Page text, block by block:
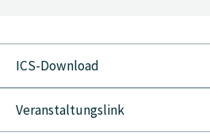
ICS-Download
Veranstaltungslink